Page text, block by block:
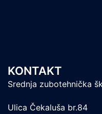
KONTAKT
Srednja zubotehnička
Ulica Čekaluša br.84